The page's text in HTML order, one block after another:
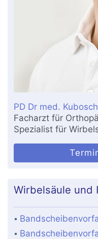
PD Dr med. Kubosch
Facharzt für
Spezialist für
Wirbelsäule und